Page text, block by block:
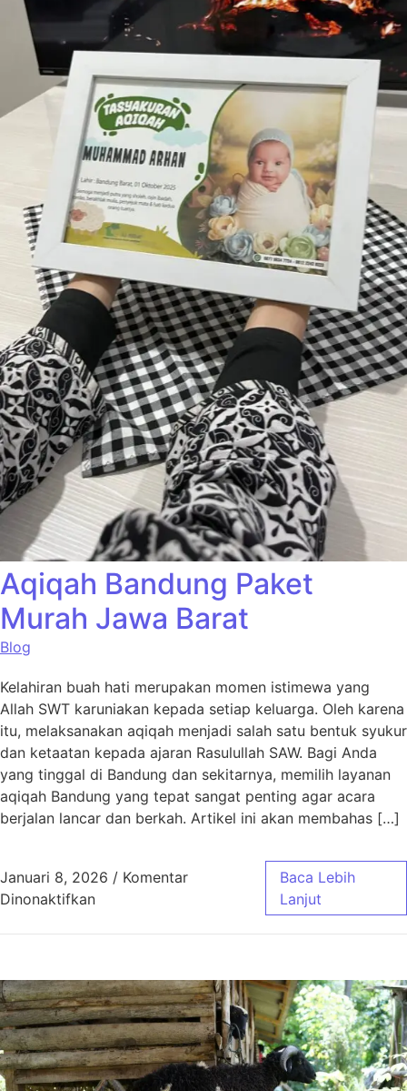
Aqiqah Bandung Paket
Murah Jawa Barat
Blog
Kelahiran buah hati merupakan momen istimewa yang
Allah SWT karuniakan kepada setiap keluarga. Oleh karena
itu, melaksanakan aqiqah menjadi salah satu bentuk syukur
dan ketaatan kepada ajaran Rasulullah SAW. Bagi Anda
yang tinggal di Bandung dan sekitarnya, memilih layanan
aqiqah Bandung yang tepat sangat penting agar acara
berjalan lancar dan berkah. Artikel ini akan membahas […]
Januari 8, 2026 / Komentar
Dinonaktifkanpada Aqiqah Bandung Paket Murah Jawa
Baca Lebih
Lanjut